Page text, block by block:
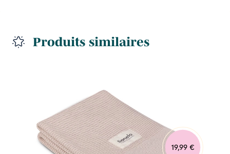
Produits similaires
19,99 €